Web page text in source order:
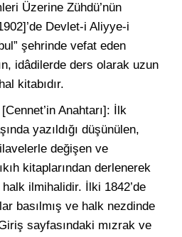
Üzerine Zühdü’nün
Devlet-i Aliyye-i
şehrinde vefat eden
idâdilerde ders olarak uzun
kitabıdır.
[Cennet’in Anahtarı]: İlk
yazıldığı düşünülen,
değişen ve
kitaplarından derlenerek
ilmihalidir. İlki 1842’de
basılmış ve halk nezdinde
sayfasındaki mızrak ve